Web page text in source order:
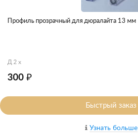
Профиль прозрачный для дюралайта 13 мм
Д 2 x
300 ₽
Быстрый заказ
Узнать больше